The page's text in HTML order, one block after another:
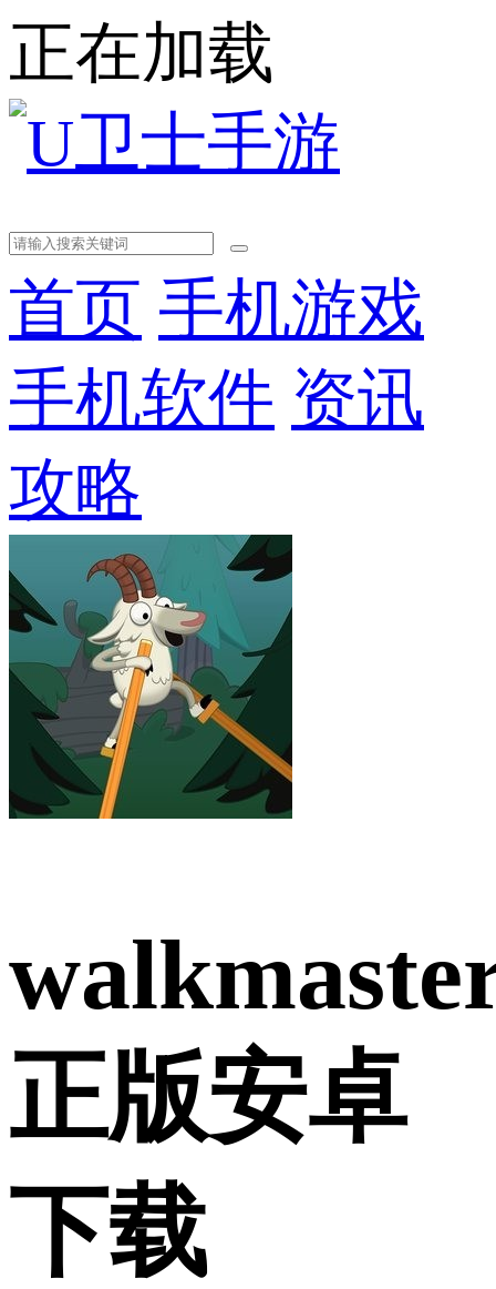
正在加载
首页 手机游戏
手机软件 资讯
攻略
正版安卓
下载